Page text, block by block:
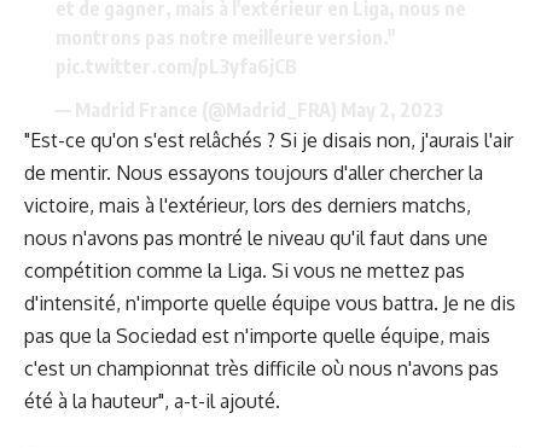
"Est-ce qu'on s'est relâchés ? Si je disais non, j'aurais l'air
de mentir. Nous essayons toujours d'aller chercher la
victoire, mais à l'extérieur, lors des derniers matchs,
nous n'avons pas montré le niveau qu'il faut dans une
compétition comme la Liga. Si vous ne mettez pas
d'intensité, n'importe quelle équipe vous battra. Je ne dis
pas que la Sociedad est n'importe quelle équipe, mais
c'est un championnat très difficile où nous n'avons pas
été à la hauteur", a-t-il ajouté.